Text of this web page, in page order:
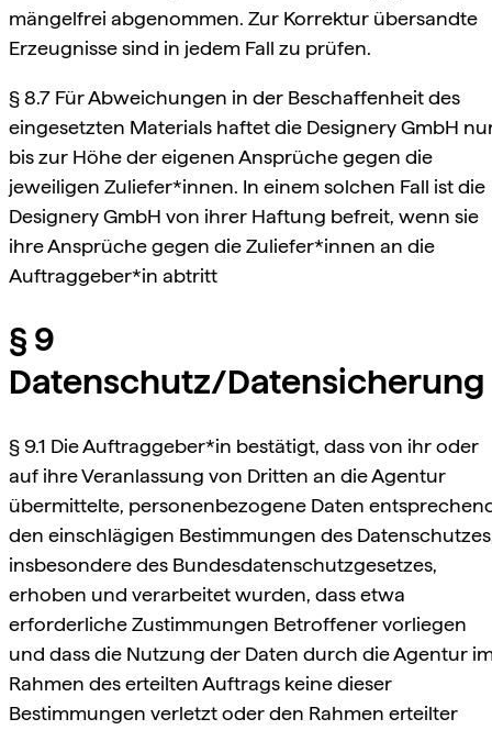
mängelfrei abgenommen. Zur Korrektur übersandte
Erzeugnisse sind in jedem Fall zu prüfen.
§ 8.7 Für Abweichungen in der Beschaffenheit des
eingesetzten Materials haftet die Designery GmbH
bis zur Höhe der eigenen Ansprüche gegen die
jeweiligen Zuliefer*innen. In einem solchen Fall ist die
Designery GmbH von ihrer Haftung befreit, wenn sie
ihre Ansprüche gegen die Zuliefer*innen an die
Auftraggeber*in abtritt
§ 9
Datenschutz/Datensicherung
§ 9.1 Die Auftraggeber*in bestätigt, dass von ihr oder
auf ihre Veranlassung von Dritten an die Agentur
übermittelte, personenbezogene Daten
den einschlägigen Bestimmungen des
insbesondere des Bundesdatenschutzgesetzes,
erhoben und verarbeitet wurden, dass etwa
erforderliche Zustimmungen Betroffener vorliegen
und dass die Nutzung der Daten durch die Agentur
Rahmen des erteilten Auftrags keine dieser
Bestimmungen verletzt oder den Rahmen erteilter